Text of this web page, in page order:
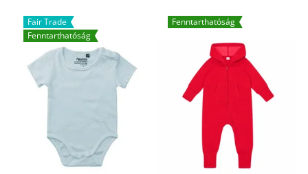
Fair Trade
Fenntarthatóság
Fenntarthatóság